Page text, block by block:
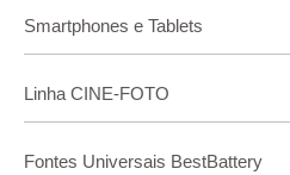
Smartphones e Tablets
Linha CINE-FOTO
Fontes Universais BestBattery